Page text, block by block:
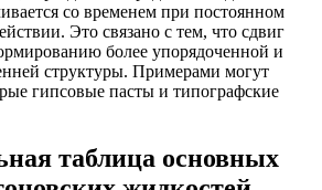
со временем при постоянном
Это связано с тем, что сдвиг
более упорядоченной и
структуры. Примерами могут
гипсовые пасты и типографские
таблица основных